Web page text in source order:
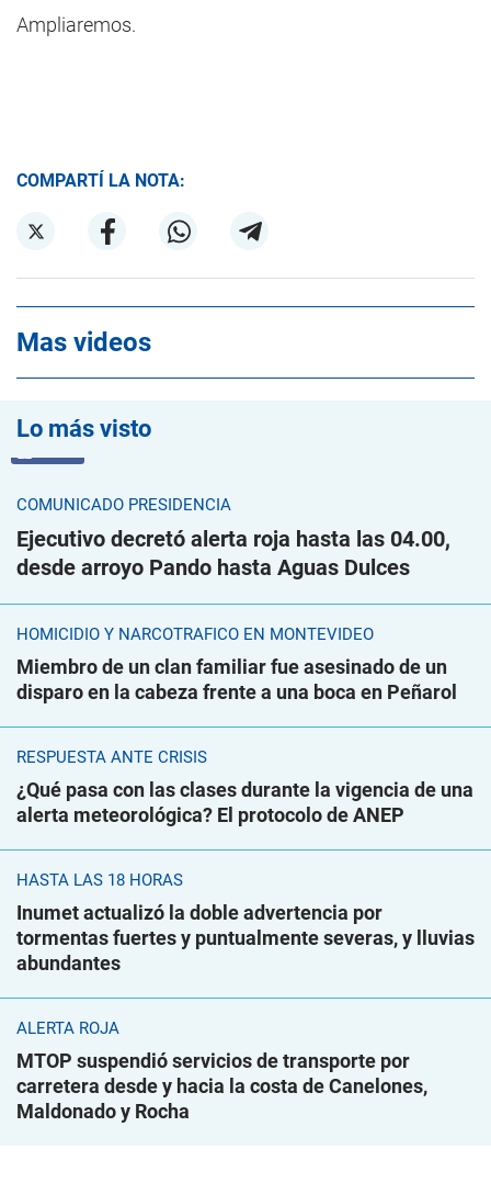
Ampliaremos.
COMPARTÍ LA NOTA:
Mas videos
Lo más visto
COMUNICADO PRESIDENCIA
Ejecutivo decretó alerta roja hasta las 04.00,
desde arroyo Pando hasta Aguas Dulces
HOMICIDIO Y NARCOTRÁFICO EN MONTEVIDEO
Miembro de un clan familiar fue asesinado de un
disparo en la cabeza frente a una boca en Peñarol
RESPUESTA ANTE CRISIS
¿Qué pasa con las clases durante la vigencia de una
alerta meteorológica? El protocolo de ANEP
HASTA LAS 18 HORAS
Inumet actualizó la doble advertencia por
tormentas fuertes y puntualmente severas, y lluvias
abundantes
ALERTA ROJA
MTOP suspendió servicios de transporte por
carretera desde y hacia la costa de Canelones,
Maldonado y Rocha